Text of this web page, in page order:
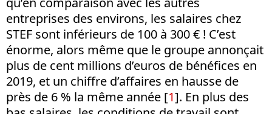
entreprises des environs, les salaires chez
STEF sont inférieurs de 100 à 300 € ! C’est
énorme, alors même que le groupe annonçait
plus de cent millions d’euros de bénéfices en
2019, et un chiffre d’affaires en hausse de
près de 6 % la même année [1]. En plus des